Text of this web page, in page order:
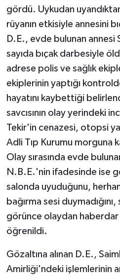
gördü. Uykudan
rüyanın etkisiyle annesini
D.E., evde bulunan
sayıda bıçak darbesiyle
adrese polis ve sağlık
ekiplerinin yaptığı
hayatını kaybettiği
savcısının olay yerindeki
Tekir'in cenazesi, otopsi
Adli Tıp Kurumu morguna
Olay sırasında evde
N.B.E.'nin ifadesinde ise
salonda uyuduğunu,
bağırma sesi
görünce olaydan
öğrenildi.
Gözaltına alınan D.E.,
Amirliği'ndeki işlemlerinin